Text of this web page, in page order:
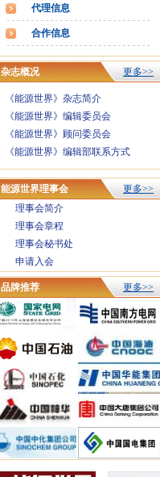
代理信息
合作信息
杂志概况 更多>>
《能源世界》杂志简介
《能源世界》编辑委员会
《能源世界》顾问委员会
《能源世界》编辑部联系方式
能源世界理事会
更多>>
理事会简介
理事会章程
理事会秘书处
申请入会
品牌推荐 更多>>